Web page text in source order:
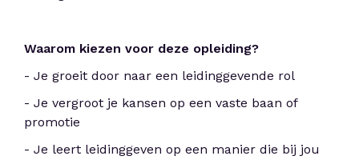
Waarom kiezen voor deze opleiding?
- Je groeit door naar een leidinggevende rol
- Je vergroot je kansen op een vaste baan of
promotie
- Je leert leidinggeven op een manier die bij jou